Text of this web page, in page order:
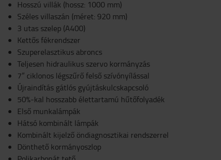
Hosszú villák (hossz: 1000 mm)
Széles villaszán (méret: 920 mm)
3 utas szelep (A400)
Kettős fékrendszer
Szuperelasztikus abroncs
Teljesen hidraulikus szervo kormányzás
7” ciklonos légszűrő felső szívónyílással
Újraindítás gátlós gyújtáskulcskapcsoló
50%-kal hosszabb élettartamú hűtőfolyadék
Első munkalámpák
Hátsó kombinált lámpák
Kombinált kijelző öndiagnosztikai rendszerrel
Dönthető kormányoszlop